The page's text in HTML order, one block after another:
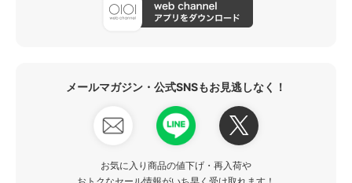
メールマガジン・公式SNSもお見逃しなく！
お気に入り商品の値下げ・再入荷や